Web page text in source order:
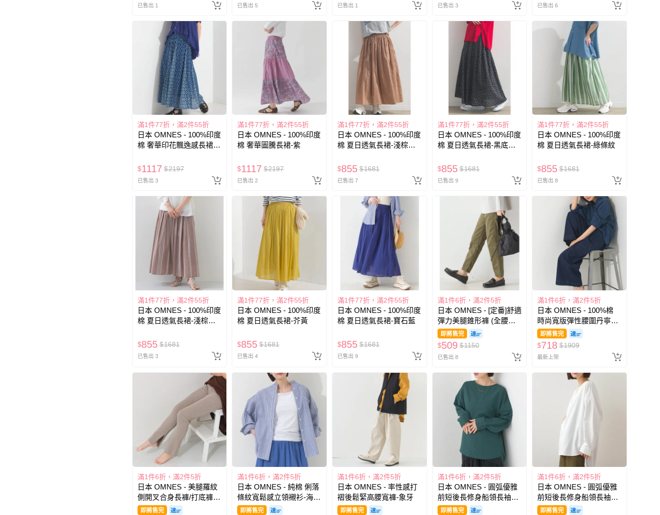
已售出 1 已售出 5 已售出 1 已售出 3 已售出 6
滿1件77折，滿2件55折
日本 OMNES - 100%印度
棉 奢華印花飄逸感長裙-
$1117 $2197
已售出 3
滿1件77折，滿2件55折
日本 OMNES - 100%印度
棉 奢華圖騰長裙-紫
$1117 $2197
已售出 2
滿1件77折，滿2件55折
日本 OMNES - 100%印度
棉 夏日透氣長裙-淺棕黑
$855 $1681
已售出 7
滿1件77折，滿2件55折
日本 OMNES - 100%印度
棉 夏日透氣長裙-黑底白
$855 $1681
已售出 9
滿1件77折，滿2件55折
日本 OMNES - 100%印度
棉 夏日透氣長裙-綠條紋
$855 $1681
已售出 8
滿1件77折，滿2件55折
日本 OMNES - 100%印度
棉 夏日透氣長裙-淺棕條
$855 $1681
已售出 3
滿1件77折，滿2件55折
日本 OMNES - 100%印度
棉 夏日透氣長裙-芥黃
$855 $1681
已售出 4
滿1件77折，滿2件55折
日本 OMNES - 100%印度
棉 夏日透氣長裙-寶石藍
$855 $1681
已售出 9
滿1件6折，滿2件5折
日本 OMNES - [定番]舒適
彈力美腿錐形褲 (全腰鬆
緊)-軍綠
即將售完
$509 $1150
已售出 8
滿1件6折，滿2件5折
日本 OMNES - 100%棉
時尚寬版彈性腰圍丹寧褲-
靛藍
即將售完
$718 $1909
最新上架
滿1件6折，滿2件5折
日本 OMNES - 美腿羅紋
側開叉合身長褲/打底褲-
燕麥棕
即將售完
滿1件6折，滿2件5折
日本 OMNES - 純棉 俐落
條紋寬鬆感立領襯衫-海軍
藍即將售完
滿1件6折，滿2件5折
日本 OMNES - 率性感打
褶後鬆緊高腰寬褲-象牙
即將售完
滿1件6折，滿2件5折
日本 OMNES - 圓弧優雅
前短後長修身船領長袖上
衣-濃綠
即將售完
滿1件6折，滿2件5折
日本 OMNES - 圓弧優雅
前短後長修身船領長袖上
衣-白
即將售完